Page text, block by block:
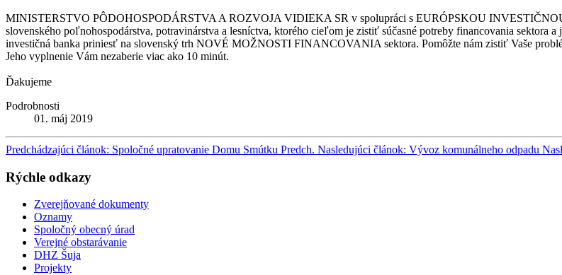
MINISTERSTVO PÔDOHOSPODÁRSTVA A ROZVOJA VIDIEKA SR v spolupráci s EURÓPSKOU
slovenského poľnohospodárstva, potravinárstva a lesníctva, ktorého cieľom je zistiť súčasné potreby financovania
investičná banka priniesť na slovenský trh NOVÉ MOŽNOSTI FINANCOVANIA sektora. Pomôžte nám zistiť Vaše
Jeho vyplnenie Vám nezaberie viac ako 10 minút.
Ďakujeme
Podrobnosti
01. máj 2019
Predchádzajúci článok: Spoločné upratovanie Domu Smútku Predch. Nasledujúci článok: Vývoz komunálneho odpadu
Rýchle odkazy
Zverejňované dokumenty
Oznamy
Spoločný obecný úrad
Verejné obstarávanie
DHZ Šuja
Projekty